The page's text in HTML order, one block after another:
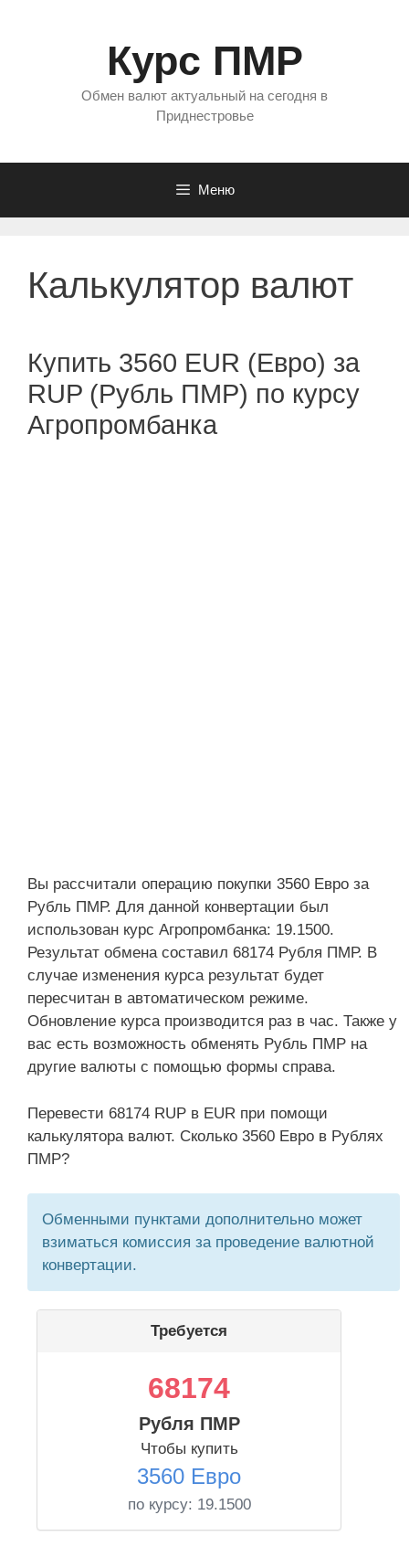
Курс ПМР
Обмен валют актуальный на сегодня в
Приднестровье
Меню
Калькулятор валют
Купить 3560 EUR (Евро) за
RUP (Рубль ПМР) по курсу
Агропромбанка
Вы рассчитали операцию покупки 3560 Евро за
Рубль ПМР. Для данной конвертации был
использован курс Агропромбанка: 19.1500.
Результат обмена составил 68174 Рубля ПМР. В
случае изменения курса результат будет
пересчитан в автоматическом режиме.
Обновление курса производится раз в час. Также у
вас есть возможность обменять Рубль ПМР на
другие валюты с помощью формы справа.
Перевести 68174 RUP в EUR при помощи
калькулятора валют. Сколько 3560 Евро в Рублях
ПМР?
Обменными пунктами дополнительно может
взиматься комиссия за проведение валютной
конвертации.
Требуется
68174
Рубля ПМР
Чтобы купить
3560 Евро
по курсу: 19.1500